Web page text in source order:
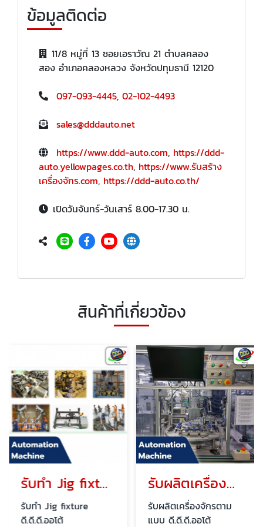
ข้อมูลติดต่อ
11/8 หมู่ที่ 13 ซอยเอราวัณ 21 ตำบลคลอง
สอง อำเภอคลองหลวง จังหวัดปทุมธานี 12120
097-093-4445, 02-102-4493
sales@dddauto.net
https://www.ddd-auto.com, https://ddd-
auto.yellowpages.co.th, https://www.รับสร้าง
เครื่องจักร.com, https://ddd-auto.co.th/
เปิดวันจันทร์-วันเสาร์ 8.00-17.30 น.
สินค้าที่เกี่ยวข้อง
รับทำ Jig fixture
รับทำ Jig fixture
ดี.ดี.ดี.ออโต้
รับผลิตเครื่องจักรตามแบบ
รับผลิตเครื่องจักรตาม
แบบ ดี.ดี.ดี.ออโต้